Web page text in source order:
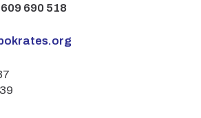
690 518